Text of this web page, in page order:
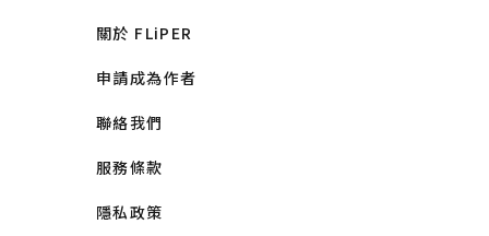
關於 FLiPER
申請成為作者
聯絡我們
服務條款
隱私政策